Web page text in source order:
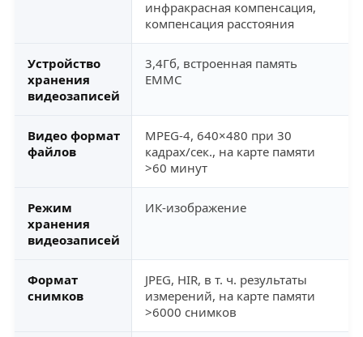
инфракрасная компенсация,
компенсация расстояния
Устройство
хранения
видеозаписей
3,4Гб, встроенная память
EMMC
Видео формат
файлов
MPEG-4, 640×480 при 30
кадрах/сек., на карте памяти
>60 минут
Режим
хранения
видеозаписей
ИК-изображение
Формат
снимков
JPEG, HIR, в т. ч. результаты
измерений, на карте памяти
>6000 снимков